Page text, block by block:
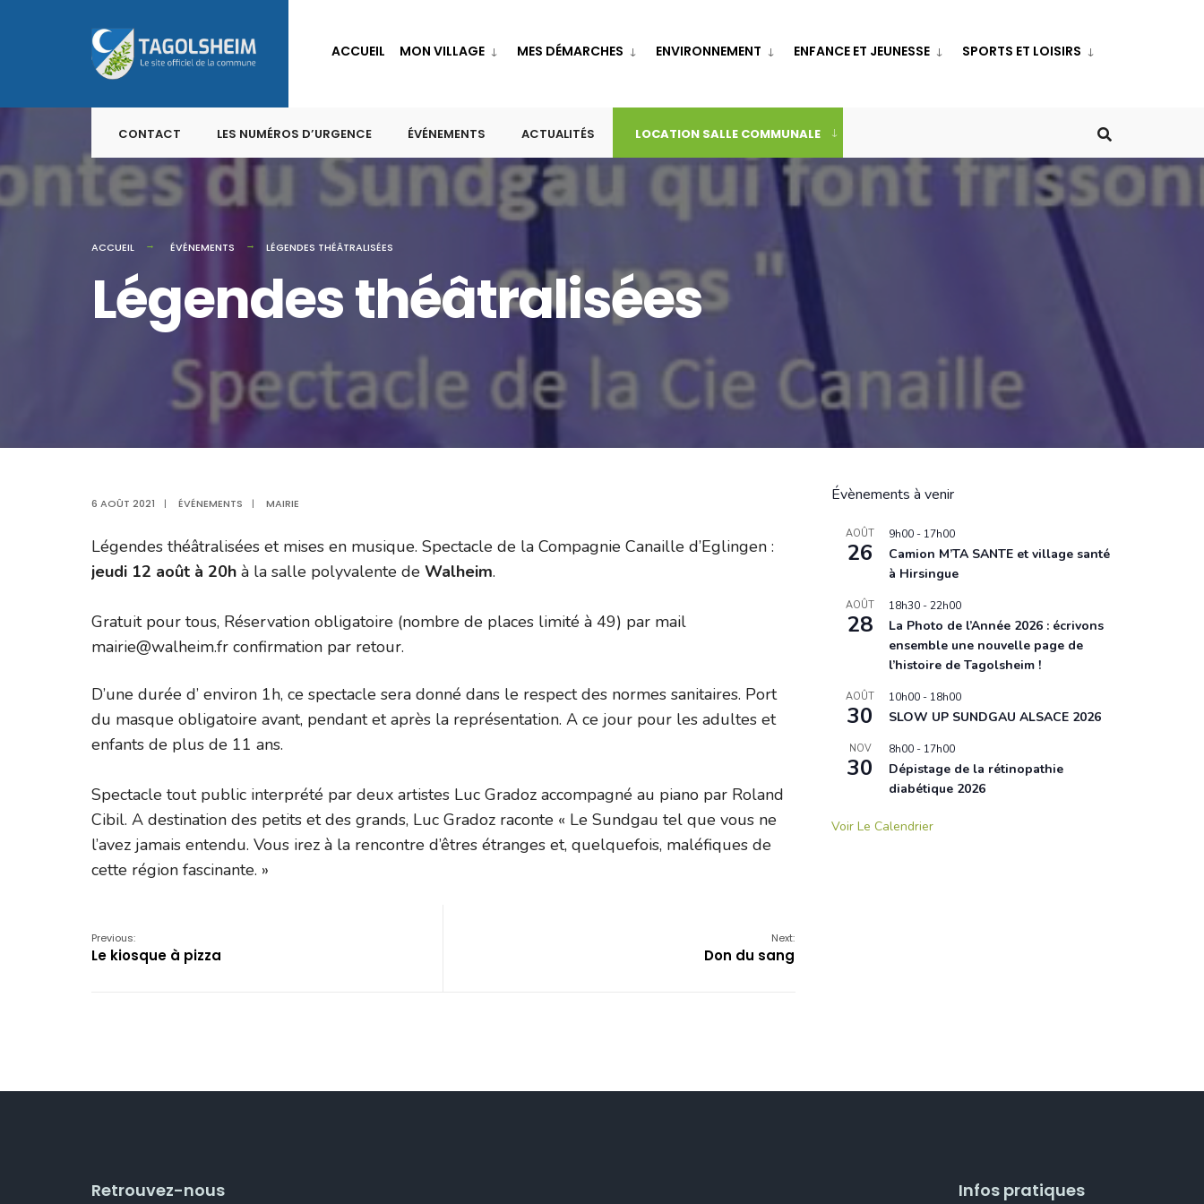
to
content
ACCUEIL MON VILLAGE MES DÉMARCHES ENVIRONNEMENT ENFANCE ET JEUNESSE SPORTS ET LOISIRS
CONTACT LES NUMÉROS D’URGENCE ÉVÉNEMENTS ACTUALITÉS LOCATION SALLE COMMUNALE
ACCUEIL ÉVÉNEMENTS LÉGENDES THÉÂTRALISÉES
Légendes théâtralisées
6 AOÛT 2021 | ÉVÉNEMENTS | MAIRIE
Légendes théâtralisées et mises en musique. Spectacle de la Compagnie Canaille d’Eglingen :
jeudi 12 août à 20h à la salle polyvalente de Walheim.
Gratuit pour tous, Réservation obligatoire (nombre de places limité à 49) par mail
mairie@walheim.fr confirmation par retour.
D’une durée d’ environ 1h, ce spectacle sera donné dans le respect des normes sanitaires. Port
du masque obligatoire avant, pendant et après la représentation. A ce jour pour les adultes et
enfants de plus de 11 ans.
Spectacle tout public interprété par deux artistes Luc Gradoz accompagné au piano par Roland
Cibil. A destination des petits et des grands, Luc Gradoz raconte « Le Sundgau tel que vous ne
l’avez jamais entendu. Vous irez à la rencontre d’êtres étranges et, quelquefois, maléfiques de
cette région fascinante. »
Previous:
Le kiosque à pizza
Next:
Don du sang
Évènements à venir
AOÛT
26
9h00 - 17h00
Camion M’TA SANTE et village santé
à Hirsingue
AOÛT
28
18h30 -22h00
La Photo de l’Année 2026 : écrivons
ensemble une nouvelle page de
l’histoire de Tagolsheim !
AOÛT
30
10h00 - 18h00
SLOW UP SUNDGAU ALSACE 2026
NOV
30
8h00 - 17h00
Dépistage de la rétinopathie
diabétique 2026
Voir Le Calendrier
Retrouvez-nous Infos pratiques